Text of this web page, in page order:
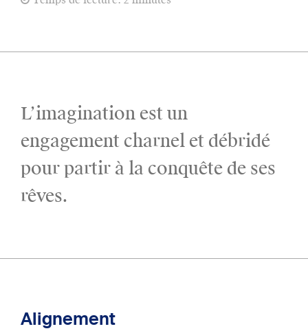
L’imagination est un
engagement charnel et débridé
pour partir à la conquête de ses
rêves.
Alignement